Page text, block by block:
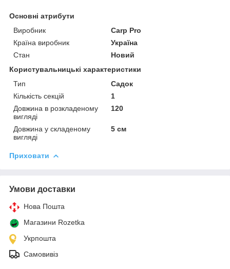
Основні атрибути
Виробник
Carp Pro
Країна виробник
Україна
Стан
Новий
Користувальницькі характеристики
Тип
Садок
Кількість секцій
1
Довжина в розкладеному
вигляді
120
Довжина у складеному
вигляді
5 см
Приховати
Умови доставки
Нова Пошта
Магазини Rozetka
Укрпошта
Самовивіз